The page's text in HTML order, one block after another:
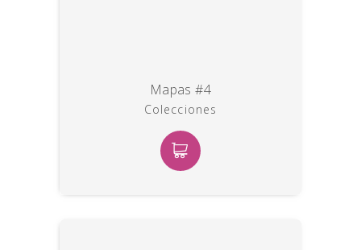
Mapas #4
Colecciones